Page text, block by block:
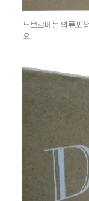
드브르베는 의류포
요.